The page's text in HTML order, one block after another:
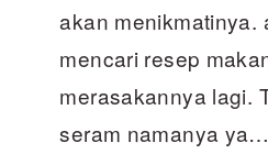
akan menikmatinya.
mencari resep
merasakannya lagi.
seram namanya